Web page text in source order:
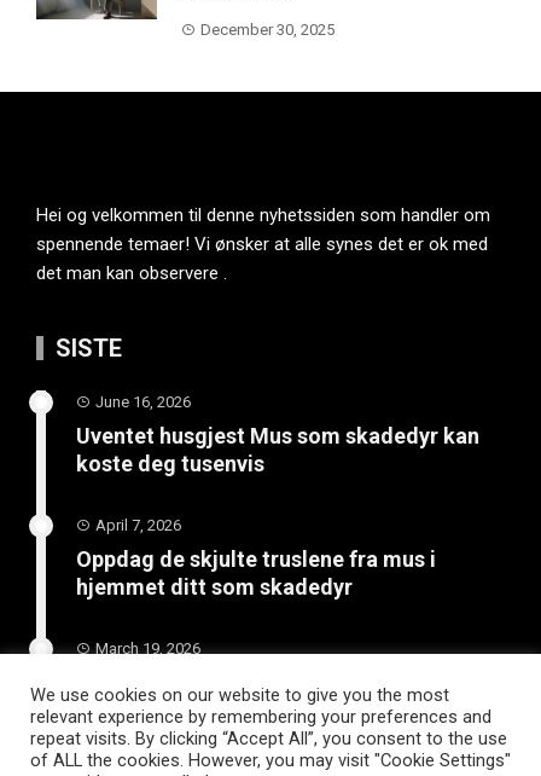
December 30, 2025
Hei og velkommen til denne nyhetssiden som handler om
spennende temaer! Vi ønsker at alle synes det er ok med
det man kan observere .
SISTE
June 16, 2026
Uventet husgjest Mus som skadedyr kan
koste deg tusenvis
April 7, 2026
Oppdag de skjulte truslene fra mus i
hjemmet ditt som skadedyr
March 19, 2026
Slik vedlikeholder du tilhengeren for
langvarig bruk
We use cookies on our website to give you the most
relevant experience by remembering your preferences and
repeat visits. By clicking “Accept All”, you consent to the use
of ALL the cookies. However, you may visit "Cookie Settings"